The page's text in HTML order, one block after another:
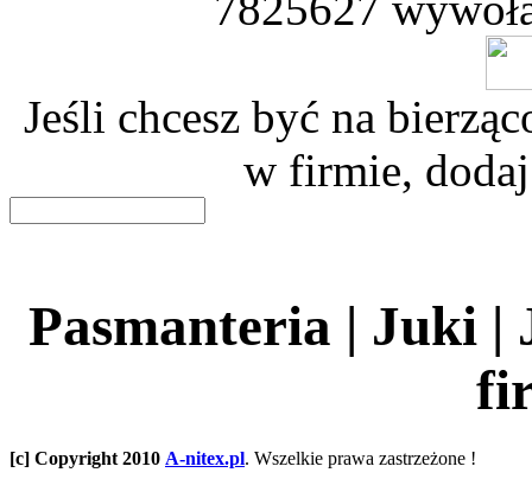
Jeśli chcesz być na
w firmie,
Pasmanteria | Juki |
[c] Copyright 2010 A-nitex.pl. Wszelkie prawa zastrzeżone !